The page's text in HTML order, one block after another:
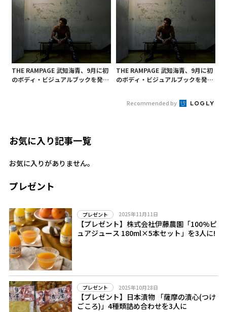
THE RAMPAGE 武知海青、9月に初
のボディ・ビジュアルブックを発売!
THE RAMPAGE 武知海青、9月に初
のボディ・ビジュアルブックを発売!
Recommended by
お気に入り記事一覧
お気に入りがありません。
プレゼント
プレゼント 2025年11月11日
【プレゼント】株式会社伊藤農園「100%ピ
ュアジュース 180ml×5本セット」を3人に!
プレゼント 2025年10月28日
【プレゼント】日本漬物 「薩摩の漬心(つけ
ごころ)」4種類詰め合わせを3人に